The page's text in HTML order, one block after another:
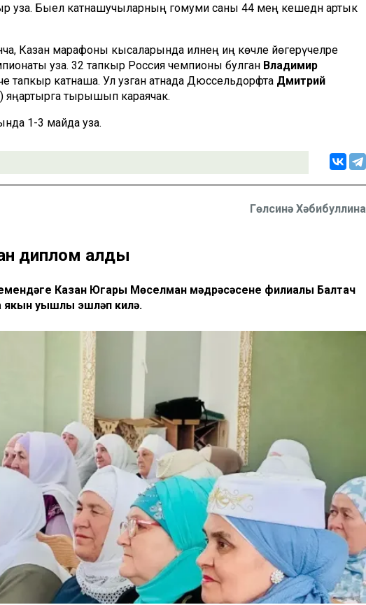
уза. Быел катнашучыларның гомуми саны 44 мең кешедән артык
Казан марафоны кысаларында илнең иң көчле йөгерүчеләре
уза. 32 тапкыр Россия чемпионы булган Владимир
тапкыр катнаша. Ул узган атнада Дюссельдорфта Дмитрий
яңартырга тырышып караячак.
1-3 майда уза.
Гөлсинә Хәбибуллина
диплом алды
Казан Югары Мөселман мәдрәсәсенең филиалы Балтач
якын уңышлы эшләп килә.